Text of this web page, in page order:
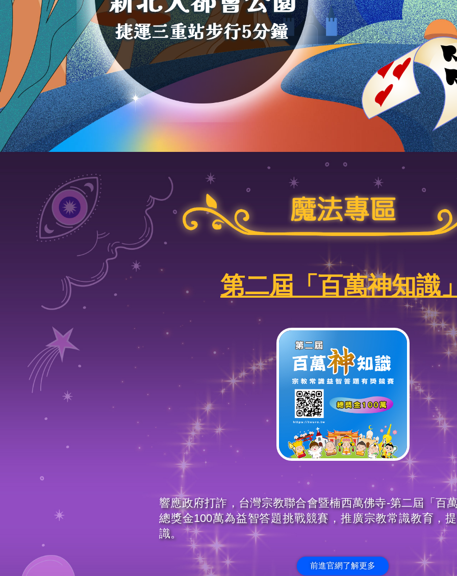
第二屆「百萬神知識
響應政府打詐，台灣宗教聯合會暨楠西萬佛寺-第二屆「百
總獎金100萬為益智答題挑戰競賽，推廣宗教常識教育，
識。
前進官網了解更多